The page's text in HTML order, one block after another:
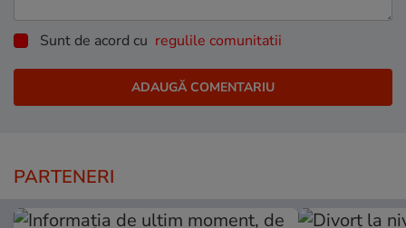
Sunt de acord cu regulile comunitatii
PARTENERI